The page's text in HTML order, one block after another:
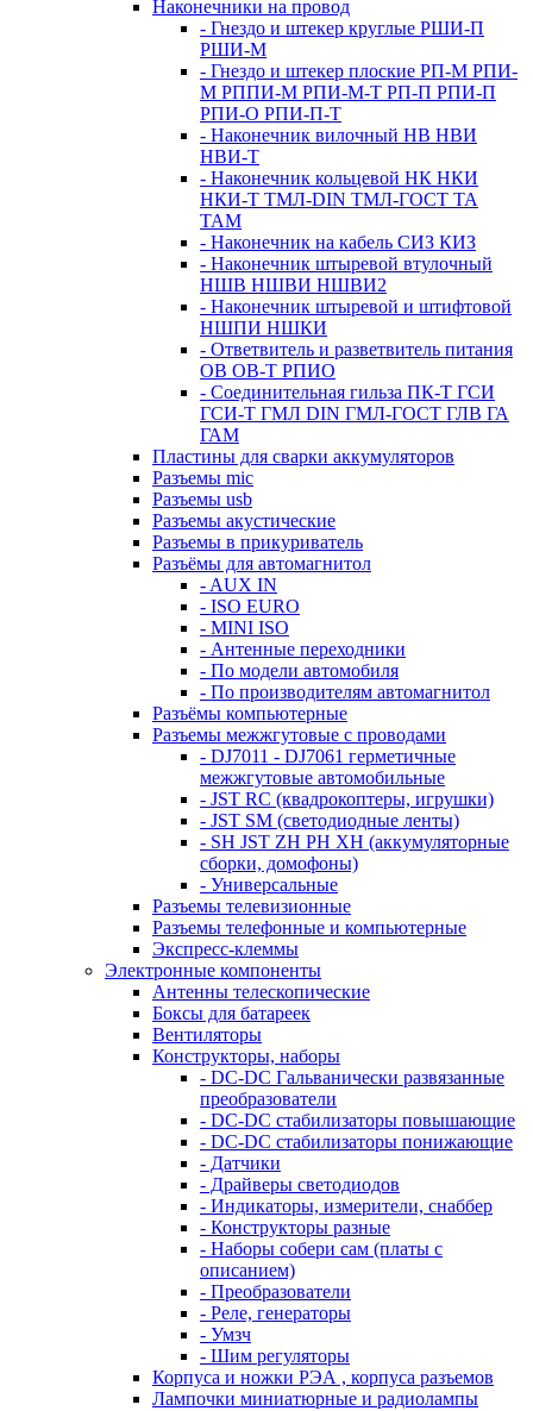
Наконечники на провод
- Гнездо и штекер круглые РШИ-П
РШИ-М
- Гнездо и штекер плоские РП-М РПИ-
М РППИ-М РПИ-М-Т РП-П РПИ-П
РПИ-О РПИ-П-Т
- Наконечник вилочный НВ НВИ
НВИ-Т
- Наконечник кольцевой НК НКИ
НКИ-Т ТМЛ-DIN ТМЛ-ГОСТ ТА
ТАМ
- Наконечник на кабель СИЗ КИЗ
- Наконечник штыревой втулочный
НШВ НШВИ НШВИ2
- Наконечник штыревой и штифтовой
НШПИ НШКИ
- Ответвитель и разветвитель питания
ОВ ОВ-Т РПИО
- Соединительная гильза ПК-Т ГСИ
ГСИ-Т ГМЛ DIN ГМЛ-ГОСТ ГЛВ ГА
ГАМ
Пластины для сварки аккумуляторов
Разъемы mic
Разъемы usb
Разъемы акустические
Разъемы в прикуриватель
Разъёмы для автомагнитол
- AUX IN
- ISO EURO
- MINI ISO
- Антенные переходники
- По модели автомобиля
- По производителям автомагнитол
Разъёмы компьютерные
Разъемы межжгутовые с проводами
- DJ7011 - DJ7061 герметичные
межжгутовые автомобильные
- JST RC (квадрокоптеры, игрушки)
- JST SM (светодиодные ленты)
- SH JST ZH PH XH (аккумуляторные
сборки, домофоны)
- Универсальные
Разъемы телевизионные
Разъемы телефонные и компьютерные
Экспресс-клеммы
Электронные компоненты
Антенны телескопические
Боксы для батареек
Вентиляторы
Конструкторы, наборы
- DC-DC Гальванически развязанные
преобразователи
- DC-DC стабилизаторы повышающие
- DC-DC стабилизаторы понижающие
- Датчики
- Драйверы светодиодов
- Индикаторы, измерители, снаббер
- Конструкторы разные
- Наборы собери сам (платы с
описанием)
- Преобразователи
- Реле, генераторы
- Умзч
- Шим регуляторы
Корпуса и ножки РЭА , корпуса разъемов
Лампочки миниатюрные и радиолампы